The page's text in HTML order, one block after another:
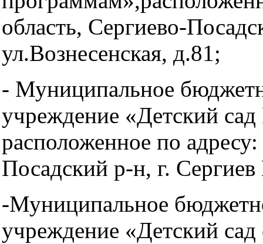
область, Сергиево-
ул.Вознесенская, д.81;
- Муниципальное
учреждение «Детский
расположенное по
Посадский р-н, г.
-Муниципальное
учреждение «Детский